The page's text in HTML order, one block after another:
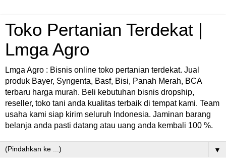
Toko Pertanian Terdekat |
Lmga Agro
Lmga Agro : Bisnis online toko pertanian terdekat. Jual
produk Bayer, Syngenta, Basf, Bisi, Panah Merah, BCA
terbaru harga murah. Beli kebutuhan bisnis dropship,
reseller, toko tani anda kualitas terbaik di tempat kami. Team
usaha kami siap kirim seluruh Indonesia. Jaminan barang
belanja anda pasti datang atau uang anda kembali 100 %.
▼